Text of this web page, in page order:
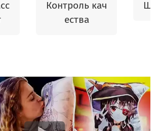
Контроль кач
ества